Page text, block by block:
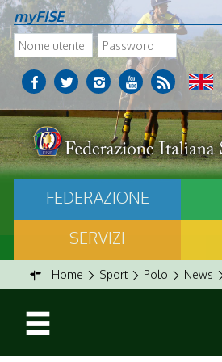
myFISE
FEDERAZIONE
SERVIZI
Home Sport Polo News